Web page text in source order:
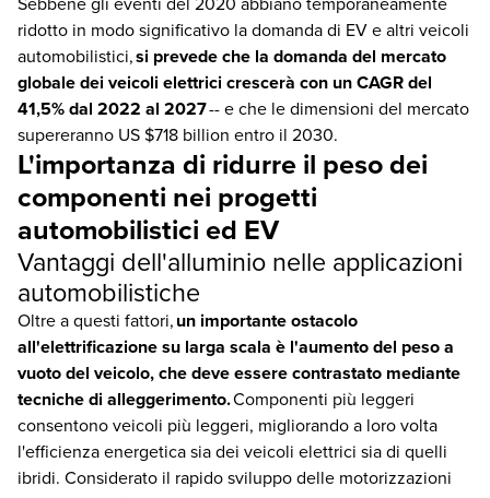
ridotto in modo significativo la domanda di EV e altri veicoli
automobilistici,si prevede che la domanda del mercato
globale dei veicoli elettrici crescerà con un CAGR del
41,5% dal 2022 al 2027-- e che le dimensioni del mercato
supereranno US $718 billion entro il 2030.
L'importanza di ridurre il peso dei
componenti nei progetti
automobilistici ed EV
Vantaggi dell'alluminio nelle applicazioni
automobilistiche
Oltre a questi fattori,un importante ostacolo
all'elettrificazione su larga scala è l'aumento del peso a
vuoto del veicolo, che deve essere contrastato mediante
tecniche di alleggerimento.Componenti più leggeri
consentono veicoli più leggeri, migliorando a loro volta
l'efficienza energetica sia dei veicoli elettrici sia di quelli
ibridi. Considerato il rapido sviluppo delle motorizzazioni